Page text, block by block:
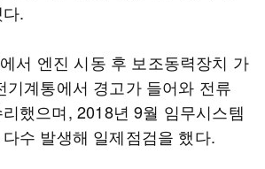
.
서 엔진 시동 후 보조동력장치 가
기계통에서 경고가 들어와 전류
했으며, 2018년 9월 임무시스템
수 발생해 일제점검을 했다.